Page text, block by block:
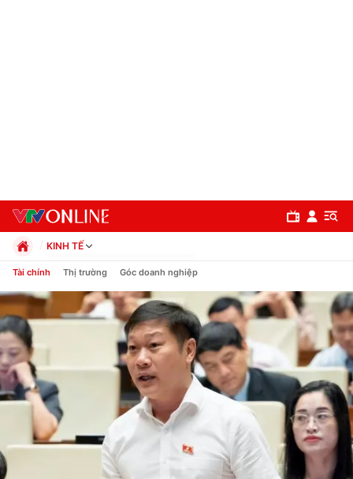
Chuyên mục
Chính trị
Xã hội
Pháp luật
KINH TẾ
Chính trị
Xã hội
Pháp luật
Truyền hình
Văn hóa - Giải trí
Y tế
Đời sống
Công nghệ
Tài chính Thị trường Góc doanh nghiệp